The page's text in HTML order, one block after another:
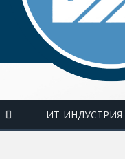
ИТ-ИНДУСТРИЯ